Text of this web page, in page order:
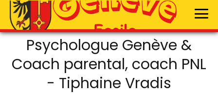
Psychologue Genève &
Coach parental, coach PNL
- Tiphaine Vradis